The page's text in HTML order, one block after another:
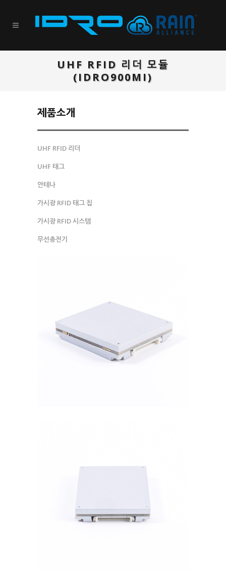
UHF RFID 리더 모듈
(IDRO900MI)
제품소개
UHF RFID 리더
UHF 태그
안테나
가시광 RFID 태그 칩
가시광 RFID 시스템
무선충전기